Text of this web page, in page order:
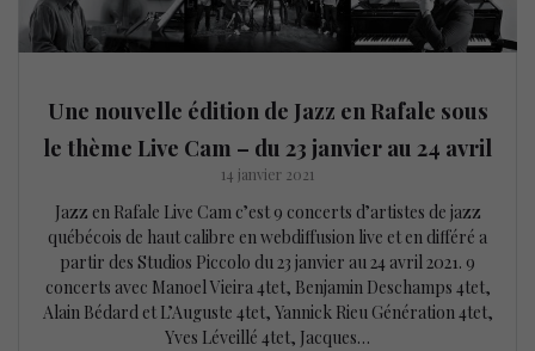
Une nouvelle édition de Jazz en Rafale sous
le thème Live Cam – du 23 janvier au 24 avril
14 janvier 2021
Jazz en Rafale Live Cam c’est 9 concerts d’artistes de jazz
québécois de haut calibre en webdiffusion live et en différé a
partir des Studios Piccolo du 23 janvier au 24 avril 2021. 9
concerts avec Manoel Vieira 4tet, Benjamin Deschamps 4tet,
Alain Bédard et L’Auguste 4tet, Yannick Rieu Génération 4tet,
Yves Léveillé 4tet, Jacques…